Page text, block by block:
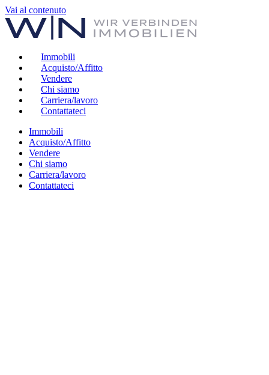
Vai al contenuto
Immobili
Acquisto/Affitto
Vendere
Chi siamo
Carriera/lavoro
Contattateci
Immobili
Acquisto/Affitto
Vendere
Chi siamo
Carriera/lavoro
Contattateci